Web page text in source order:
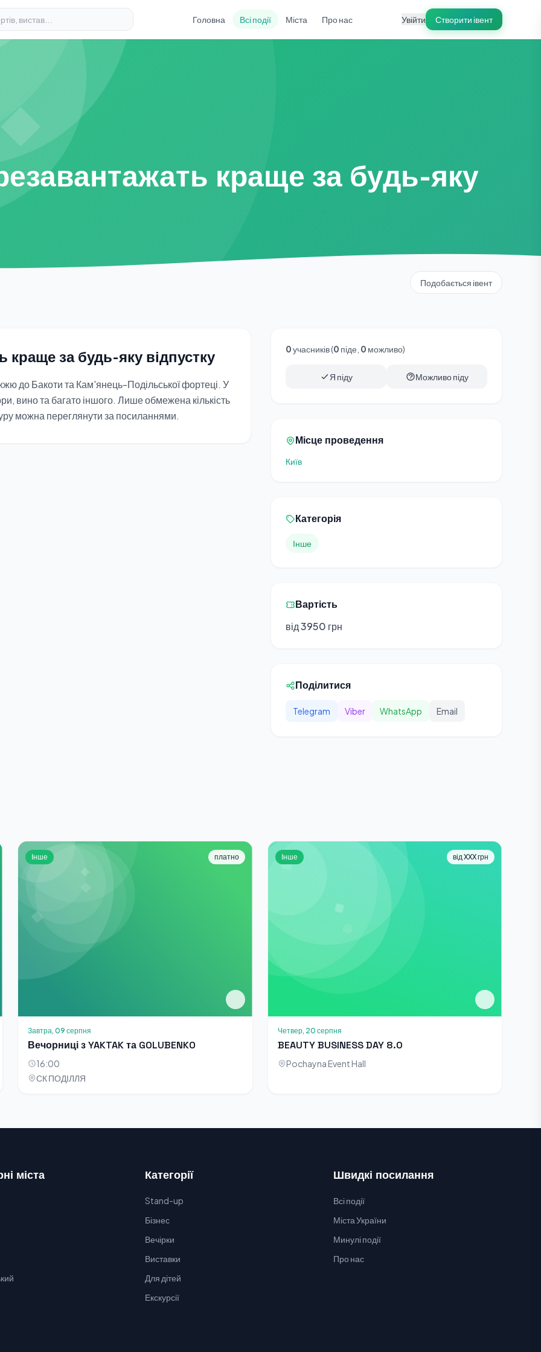
Головна Всі події Міста Про нас Увійти Створити івент
краще за будь-яку
Подобається івент
краще за будь-яку відпустку
до Бакоти та Кам'янець-Подільської фортеці. У
вино та багато іншого. Лише обмежена кількість
можна переглянути за посиланнями.
0учасників (0 піде, 0 можливо)
Я піду Можливо піду
Місце проведення
Київ
Категорія
Інше
Вартість
від 3950 грн
Поділитися
Telegram Viber WhatsApp Email
Інше платно
Завтра, 09 серпня
Вечорниці з YAKTAK та GOLUBENKO
16:00
СК ПОДІЛЛЯ
Інше від XXX грн
Четвер, 20 серпня
BEAUTY BUSINESS DAY 8.0
Pochayna Event Hall
міста Категорії
Stand-up
Бізнес
Вечірки
Виставки
Для дітей
Екскурсії
Швидкі посилання
Всі події
Міста України
Минулі події
Про нас